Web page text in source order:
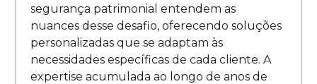
segurança patrimonial entendem as
nuances desse desafio, oferecendo soluções
personalizadas que se adaptam às
necessidades específicas de cada cliente. A
expertise acumulada ao longo de anos de